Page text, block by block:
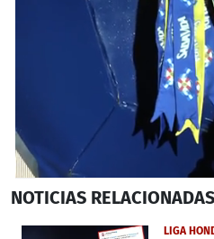
seconds
2
NOTICIAS RELACIONADAS
LIGA